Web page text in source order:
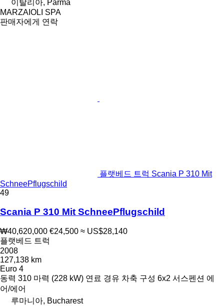
이탈리아, Parma
MARZAIOLI SPA
판매자에게 연락
플랫베드 트럭 Scania P 310 Mit
SchneePflugschild
49
Scania P 310 Mit SchneePflugschild
₩40,620,000 €24,500 ≈ US$28,140
플랫베드 트럭
2008
127,138 km
Euro 4
동력 310 마력 (228 kW) 연료 경유 차축 구성 6x2 서스펜션 에
어/에어
루마니아, Bucharest